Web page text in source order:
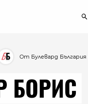
От Булевард България
БОРИС